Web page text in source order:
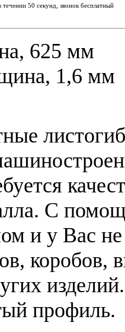
50 секунд, звонок бесплатный
625 мм
1,6 мм
С
и у Вас не
коробов,
профиль.